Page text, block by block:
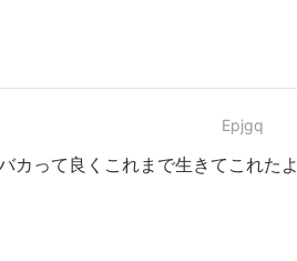
Epjgq
カって良くこれまで生きてこれたよ